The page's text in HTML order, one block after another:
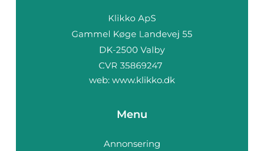
web: www.klikko.dk
Menu
Annonsering